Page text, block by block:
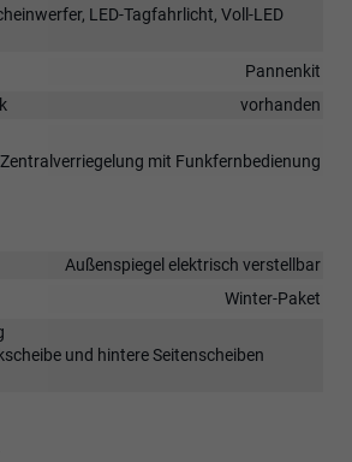
LED-Tagfahrlicht, Voll-LED
Pannenkit
vorhanden
Zentralverriegelung mit Funkfernbedienung
Außenspiegel elektrisch verstellbar
Winter-Paket
und hintere Seitenscheiben